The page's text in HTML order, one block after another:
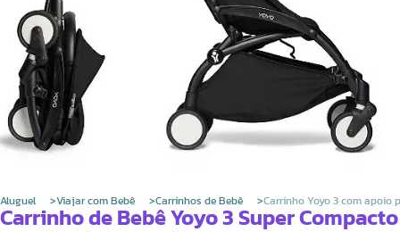
Aluguel Viajar com Bebê Carrinhos de Bebê Carrinho Yoyo 3 com apoio
Carrinho de Bebê Yoyo 3 Super Compacto